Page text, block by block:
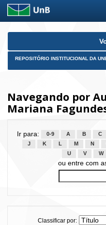
Skip
REPOSITÓRIO INSTITUCIONAL DA
Navegando por
Mariana
Ir para: 0-9 A B C
J
K L M N
U
V W
ou entre com
Classificar por: